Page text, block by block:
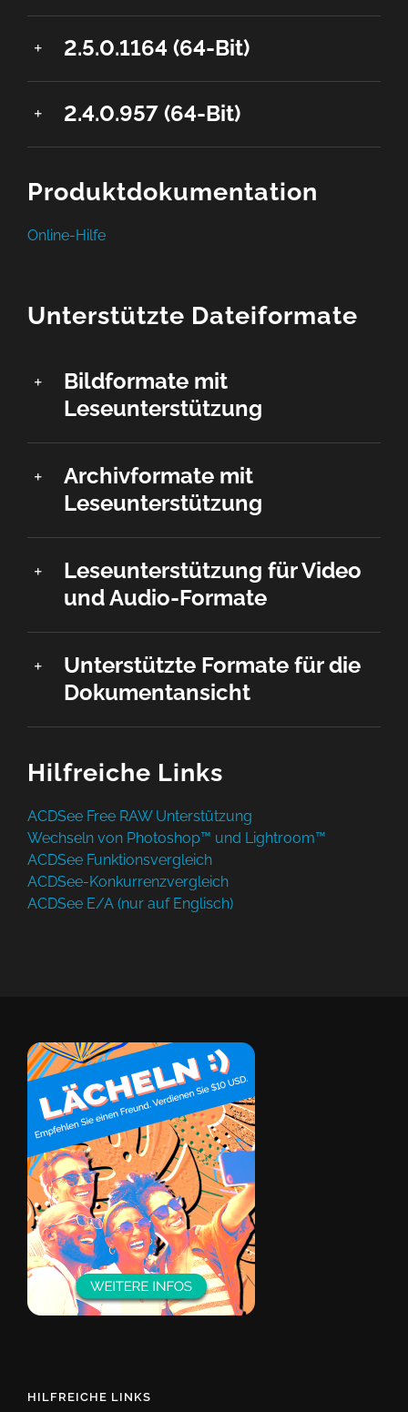
2.5.0.1164 (64-Bit)
2.4.0.957 (64-Bit)
Produktdokumentation
Online-Hilfe
Unterstützte Dateiformate
Bildformate mit
Leseunterstützung
Archivformate mit
Leseunterstützung
Leseunterstützung für Video
und Audio-Formate
Unterstützte Formate für die
Dokumentansicht
Hilfreiche Links
ACDSee Free RAW Unterstützung
Wechseln von Photoshop™ und Lightroom™
ACDSee Funktionsvergleich
ACDSee-Konkurrenzvergleich
ACDSee E/A (nur auf Englisch)
HILFREICHE LINKS